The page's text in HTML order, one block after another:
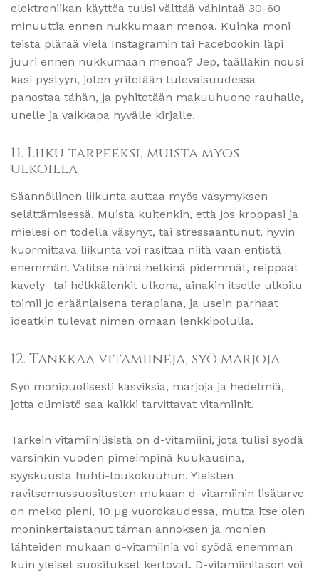
elektroniikan käyttöä tulisi välttää vähintää 30-60
minuuttia ennen nukkumaan menoa. Kuinka moni
teistä plärää vielä Instagramin tai Facebookin läpi
juuri ennen nukkumaan menoa? Jep, täälläkin nousi
käsi pystyyn, joten yritetään tulevaisuudessa
panostaa tähän, ja pyhitetään makuuhuone rauhalle,
unelle ja vaikkapa hyvälle kirjalle.
11. Liiku tarpeeksi, muista myös
ulkoilla
Säännöllinen liikunta auttaa myös väsymyksen
selättämisessä. Muista kuitenkin, että jos kroppasi ja
mielesi on todella väsynyt, tai stressaantunut, hyvin
kuormittava liikunta voi rasittaa niitä vaan entistä
enemmän. Valitse näinä hetkinä pidemmät, reippaat
kävely- tai hölkkälenkit ulkona, ainakin itselle ulkoilu
toimii jo eräänlaisena terapiana, ja usein parhaat
ideatkin tulevat nimen omaan lenkkipolulla.
12. Tankkaa vitamiineja, syö marjoja
Syö monipuolisesti kasviksia, marjoja ja hedelmiä,
jotta elimistö saa kaikki tarvittavat vitamiinit.
Tärkein vitamiinilisistä on d-vitamiini, jota tulisi syödä
varsinkin vuoden pimeimpinä kuukausina,
syyskuusta huhti-toukokuuhun. Yleisten
ravitsemussuositusten mukaan d-vitamiinin lisätarve
on melko pieni, 10 µg vuorokaudessa, mutta itse olen
moninkertaistanut tämän annoksen ja monien
lähteiden mukaan d-vitamiinia voi syödä enemmän
kuin yleiset suositukset kertovat. D-vitamiinitason voi